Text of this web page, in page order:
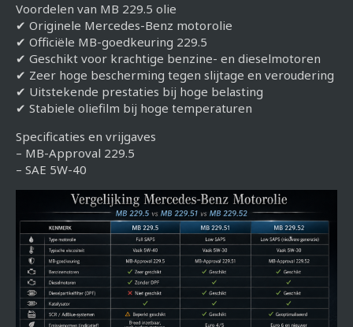
Voordelen van MB 229.5 olie
✔ Originele Mercedes-Benz motorolie
✔ Officiële MB-goedkeuring 229.5
✔ Geschikt voor krachtige benzine- en dieselmotoren
✔ Zeer hoge bescherming tegen slijtage en veroudering
✔ Uitstekende prestaties bij hoge belasting
✔ Stabiele oliefilm bij hoge temperaturen
Specificaties en vrijgaves
– MB-Approval 229.5
– SAE 5W-40